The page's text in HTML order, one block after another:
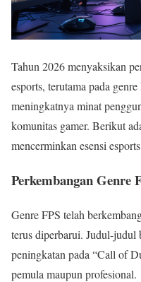
Tahun 2026 menyaksikan
esports, terutama pada
meningkatnya minat
komunitas gamer. Berikut
mencerminkan esensi
Perkembangan Genre
Genre FPS telah
terus diperbarui. Judul-judul
peningkatan pada “Call of
pemula maupun profesional.